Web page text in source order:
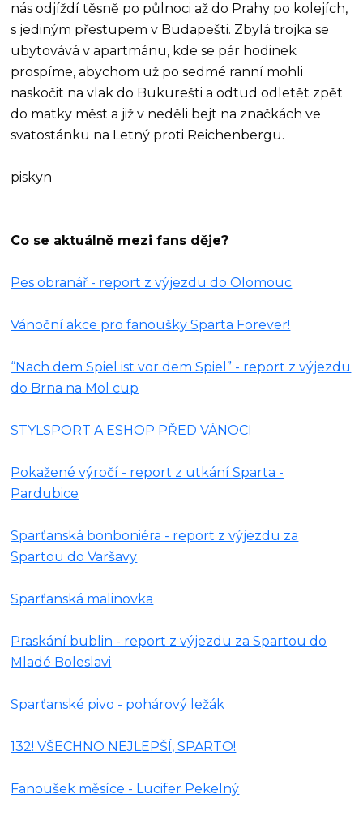
nás odjíždí těsně po půlnoci až do Prahy po kolejích,
s jediným přestupem v Budapešti. Zbylá trojka se
ubytovává v apartmánu, kde se pár hodinek
prospíme, abychom už po sedmé ranní mohli
naskočit na vlak do Bukurešti a odtud odletět zpět
do matky měst a již v neděli bejt na značkách ve
svatostánku na Letný proti Reichenbergu.
piskyn
Co se aktuálně mezi fans děje?
Pes obranář - report z výjezdu do Olomouc
Vánoční akce pro fanoušky Sparta Forever!
“Nach dem Spiel ist vor dem Spiel” - report z výjezdu
do Brna na Mol cup
STYLSPORT A ESHOP PŘED VÁNOCI
Pokažené výročí - report z utkání Sparta -
Pardubice
Sparťanská bonboniéra - report z výjezdu za
Spartou do Varšavy
Sparťanská malinovka
Praskání bublin - report z výjezdu za Spartou do
Mladé Boleslavi
Sparťanské pivo - pohárový ležák
132! VŠECHNO NEJLEPŠÍ, SPARTO!
Fanoušek měsíce - Lucifer Pekelný